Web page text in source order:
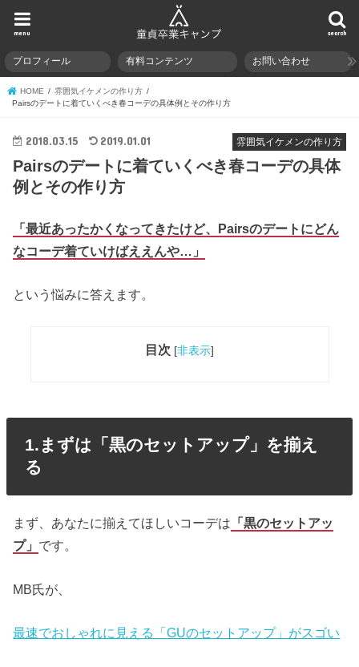
search
menu
プロフィール 有料コンテンツ お問い合わせ
HOME
雰囲気イケメンの作り方
Pairsのデートに着ていくべき春コーデの具体例とその作り方
雰囲気イケメンの作り方
2018.03.15 2019.01.01
Pairsのデートに着ていくべき春コーデの具体
例とその作り方
「最近あったかくなってきたけど、Pairsのデートにどん
なコーデ着ていけばええんや…」
という悩みに答えます。
目次 [非表示]
1.まずは「黒のセットアップ」を揃え
る
まず、あなたに揃えてほしいコーデは 「黒のセットアッ
プ」 です。
MB氏が、
最速でおしゃれに見える「GUのセットアップ」がスゴい